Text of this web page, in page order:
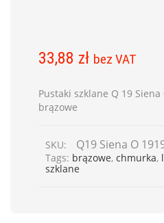
33,88 zł bez VAT
Pustaki szklane Q 19
brązowe
SKU: Q19 Siena O
Tags: brązowe, chmurka,
szklane